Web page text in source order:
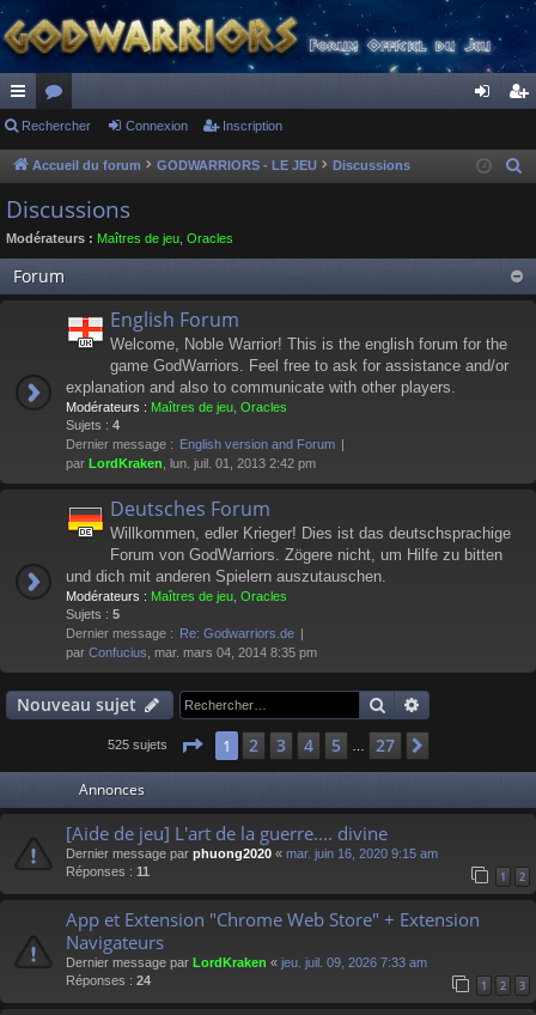
ac
co
ur
ci
s
or
u
s
ne cri
Rechercher Connexion Inscription
Accueil du forum GODWARRIORS - LE JEU Discussions
r
Discussions
Modérateurs : Maîtres de jeu Oracles
Forum
English Forum
Welcome, Noble Warrior! This is the english forum for the
game GodWarriors. Feel free to ask for assistance and/or
explanation and also to communicate with other players.
Modérateurs : Maîtres de jeu Oracles
Sujets : 4
Dernier message : English version and Forum
par LordKraken , lun. juil. 01, 2013 2:42 pm
Deutsches Forum
Willkommen, edler Krieger! Dies ist das deutschsprachige
Forum von GodWarriors. Zögere nicht, um Hilfe zu bitten
und dich mit anderen Spielern auszutauschen.
Modérateurs : Maîtres de jeu Oracles
Sujets : 5
Dernier message : Re: Godwarriors.de
par Confucius , mar. mars 04, 2014 8:35 pm
Nouveau sujet Rechercher
525 sujets Page 1sur 27
1 2 3 4 5 27
Annonces
[Aide de jeu] L'art de la guerre.... divine
Dernier message par phuong2020 « mar. juin 16, 2020 9:15 am
Réponses : 11 1 2
App et Extension "Chrome Web Store" + Extension
Navigateurs
Dernier message par LordKraken « jeu. juil. 09, 2026 7:33 am
Réponses : 24 1 2 3